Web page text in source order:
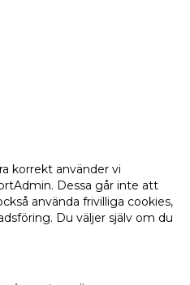
korrekt använder vi
Dessa går inte att
använda frivilliga cookies,
Du väljer själv om du